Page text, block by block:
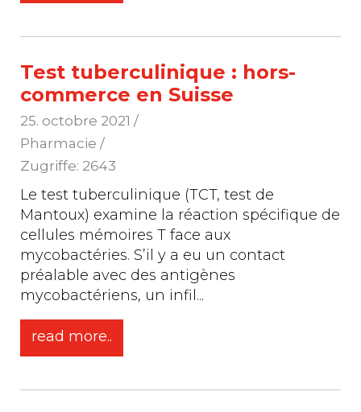
Test tuberculinique : hors-
commerce en Suisse
25. octobre 2021 /
Pharmacie /
Zugriffe: 2643
Le test tuberculinique (TCT, test de
Mantoux) examine la réaction spécifique de
cellules mémoires T face aux
mycobactéries. S’il y a eu un contact
préalable avec des antigènes
mycobactériens, un infil ...
read more..